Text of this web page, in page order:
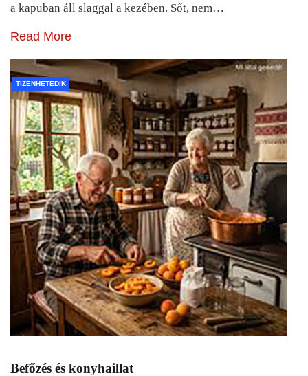
a kapuban áll slaggal a kezében. Sőt, nem…
Read More
TIZENHETEDIK
Befőzés és konyhaillat